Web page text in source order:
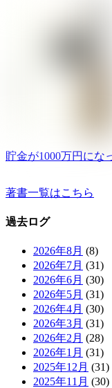
貯金が1000万円にな
著書一覧はこちら
過去ログ
2026年8月 (8)
2026年7月 (31)
2026年6月 (30)
2026年5月 (31)
2026年4月 (30)
2026年3月 (31)
2026年2月 (28)
2026年1月 (31)
2025年12月 (31)
2025年11月 (30)